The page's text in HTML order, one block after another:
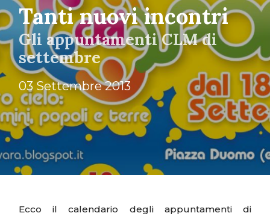
Tanti nuovi incontri
Gli appuntamenti CLM di
settembre
03 Settembre 2013
Ecco il calendario degli appuntamenti di